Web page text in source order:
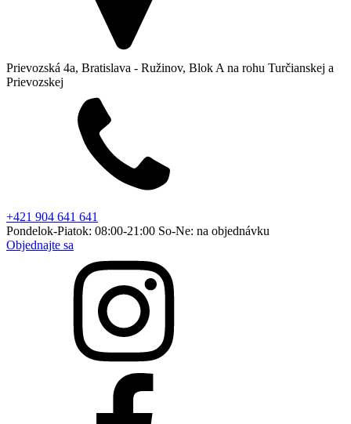
Prievozská 4a, Bratislava - Ružinov, Blok A na rohu Turčianskej a
Prievozskej
+421 904 641 641
Pondelok-Piatok: 08:00-21:00 So-Ne: na objednávku
Objednajte sa